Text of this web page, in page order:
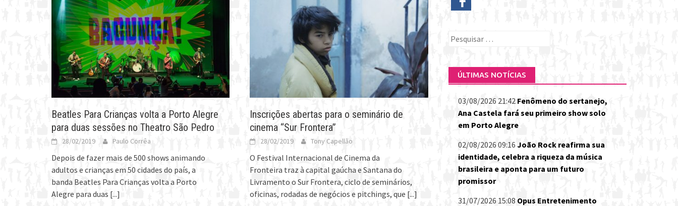
Beatles Para Crianças volta a Porto Alegre
para duas sessões no Theatro São Pedro
28/02/2019 Paulo Corrêa
Depois de fazer mais de 500 shows animando
adultos e crianças em 50 cidades do país, a
banda Beatles Para Crianças volta a Porto
Alegre para duas [...]
Inscrições abertas para o seminário de
cinema “Sur Frontera”
28/02/2019 Tony Capellão
O Festival Internacional de Cinema da
Fronteira traz à capital gaúcha e Santana do
Livramento o Sur Frontera, ciclo de seminários,
oficinas, rodadas de negócios e pitchings, que [...]
Pesquisar
ÚLTIMAS NOTÍCIAS
03/08/2026 21:42 Fenômeno do sertanejo,
Ana Castela fará seu primeiro show solo
em Porto Alegre
02/08/2026 09:16 João Rock reafirma sua
identidade, celebra a riqueza da música
brasileira e aponta para um futuro
promissor
31/07/2026 15:08 Opus Entretenimento